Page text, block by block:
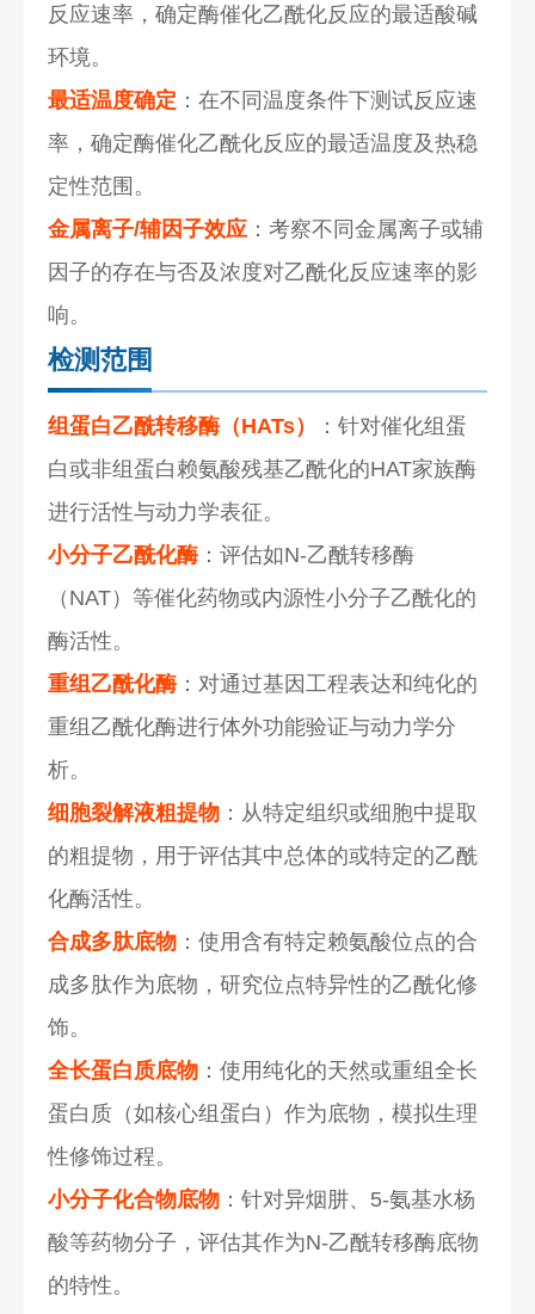
反应速率，确定酶催化乙酰化反应的最适酸碱
环境。
最适温度确定 ：在不同温度条件下测试反应速
率，确定酶催化乙酰化反应的最适温度及热稳
定性范围。
金属离子/辅因子效应 ：考察不同金属离子或辅
因子的存在与否及浓度对乙酰化反应速率的影
响。
检测范围
组蛋白乙酰转移酶（HATs）
：针对催化组蛋
白或非组蛋白赖氨酸残基乙酰化的HAT家族酶
进行活性与动力学表征。
小分子乙酰化酶：评估如N-乙酰转移酶
（NAT）等催化药物或内源性小分子乙酰化的
酶活性。
重组乙酰化酶：对通过基因工程表达和纯化的
重组乙酰化酶进行体外功能验证与动力学分
析。
细胞裂解液粗提物 ：从特定组织或细胞中提取
的粗提物，用于评估其中总体的或特定的乙酰
化酶活性。
合成多肽底物 ：使用含有特定赖氨酸位点的合
成多肽作为底物，研究位点特异性的乙酰化修
饰。
全长蛋白质底物 ：使用纯化的天然或重组全长
蛋白质（如核心组蛋白）作为底物，模拟生理
性修饰过程。
小分子化合物底物 ：针对异烟肼、5-氨基水杨
酸等药物分子，评估其作为N-乙酰转移酶底物
的特性。